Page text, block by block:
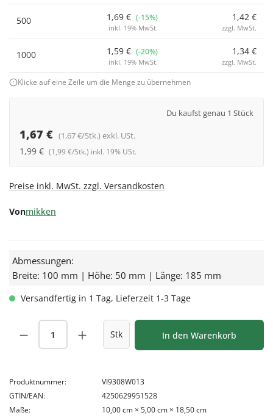
500 1,69 € (-15%)
inkl. 19% MwSt.
1,42 €
zzgl. MwSt.
1000 1,59 € (-20%)
inkl. 19% MwSt.
1,34 €
zzgl. MwSt.
Klicke auf eine Zeile um die Menge zu übernehmen
Du kaufst genau 1 Stück
1,67 € (1,67 €/Stk.) exkl. USt.
1,99 € (1,99 €/Stk.) inkl. 19% USt.
Preise inkl. MwSt. zzgl. Versandkosten
Vonmikken
Abmessungen:
Breite: 100 mm | Höhe: 50 mm | Länge: 185 mm
Versandfertig in 1 Tag, Lieferzeit 1-3 Tage
Produkt Anzahl: Gib den gewünschten
Stk In den Warenkorb
Produktnummer:
VI9308W013
GTIN/EAN:
4250629951528
Maße:
10,00 cm × 5,00 cm × 18,50 cm